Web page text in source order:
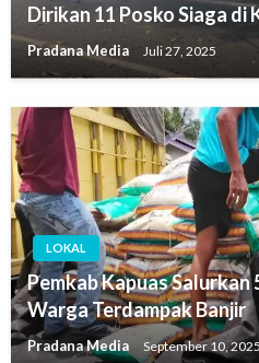
Dirikan 11 Posko Siaga di
Pradana Media Juli 27, 2025
LOKAL
Pemkab Kapuas Salurkan
Warga Terdampak Banjir
Pradana Media September 10, 2025